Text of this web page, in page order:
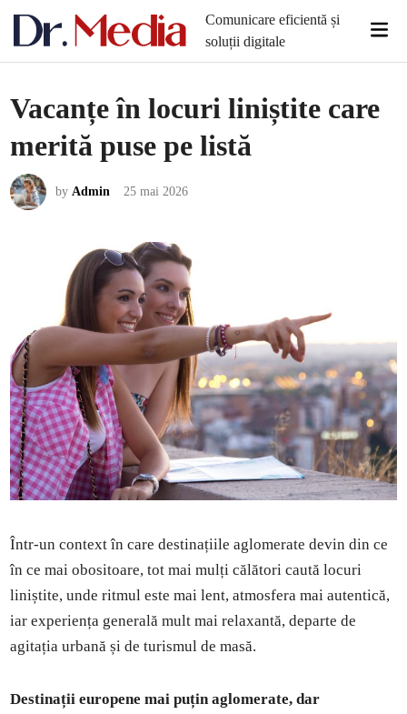
Comunicare eficientă și
soluții digitale
Vacanțe în locuri liniștite care
merită puse pe listă
byAdmin 25 mai 2026
Într-un context în care destinațiile aglomerate devin din ce
în ce mai obositoare, tot mai mulți călători caută locuri
liniștite, unde ritmul este mai lent, atmosfera mai autentică,
iar experiența generală mult mai relaxantă, departe de
agitația urbană și de turismul de masă.
Destinații europene mai puțin aglomerate, dar